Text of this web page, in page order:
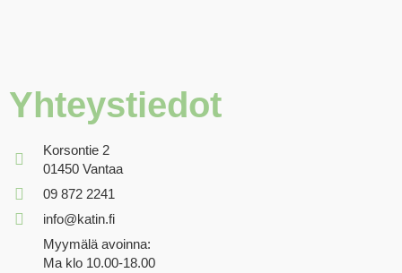
Yhteystiedot
Korsontie 2
01450 Vantaa
09 872 2241
info@katin.fi
Myymälä avoinna:
Ma klo 10.00-18.00